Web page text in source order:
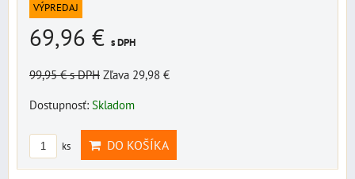
VÝPREDAJ
69,96 € s DPH
99,95 €s DPH Zľava 29,98 €
Dostupnosť: Skladom
ks DO KOŠÍKA